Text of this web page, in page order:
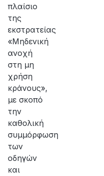
πλαίσιο
της
εκστρατείας
«Μηδενική
ανοχή
στη μη
χρήση
κράνους»,
με σκοπό
την
καθολική
συμμόρφωση
των
οδηγών
και